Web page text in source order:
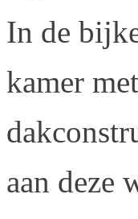
In de
kamer
aan deze